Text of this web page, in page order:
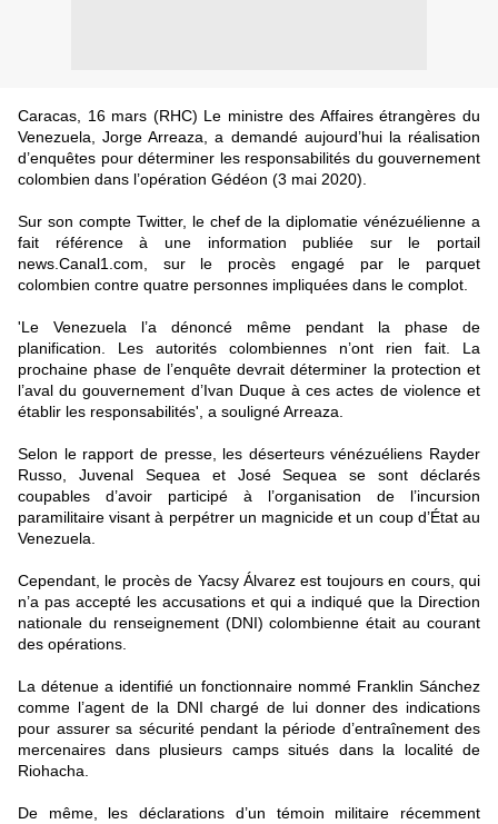
Caracas, 16 mars (RHC) Le ministre des Affaires étrangères du
Venezuela, Jorge Arreaza, a demandé aujourd’hui la réalisation
d’enquêtes pour déterminer les responsabilités du gouvernement
colombien dans l’opération Gédéon (3 mai 2020).
Sur son compte Twitter, le chef de la diplomatie vénézuélienne a
fait référence à une information publiée sur le portail
news.Canal1.com, sur le procès engagé par le parquet
colombien contre quatre personnes impliquées dans le complot.
'Le Venezuela l’a dénoncé même pendant la phase de
planification. Les autorités colombiennes n’ont rien fait. La
prochaine phase de l’enquête devrait déterminer la protection et
l’aval du gouvernement d’Ivan Duque à ces actes de violence et
établir les responsabilités', a souligné Arreaza.
Selon le rapport de presse, les déserteurs vénézuéliens Rayder
Russo, Juvenal Sequea et José Sequea se sont déclarés
coupables d’avoir participé à l’organisation de l’incursion
paramilitaire visant à perpétrer un magnicide et un coup d’État au
Venezuela.
Cependant, le procès de Yacsy Álvarez est toujours en cours, qui
n’a pas accepté les accusations et qui a indiqué que la Direction
nationale du renseignement (DNI) colombienne était au courant
des opérations.
La détenue a identifié un fonctionnaire nommé Franklin Sánchez
comme l’agent de la DNI chargé de lui donner des indications
pour assurer sa sécurité pendant la période d’entraînement des
mercenaires dans plusieurs camps situés dans la localité de
Riohacha.
De même, les déclarations d’un témoin militaire récemment